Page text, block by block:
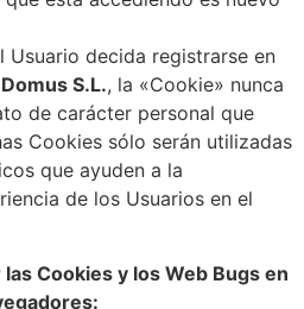
Usuario decida registrarse en
S.L., la «Cookie» nunca
de carácter personal que
Cookies sólo serán utilizadas
que ayuden a la
de los Usuarios en el
Cookies y los Web Bugs en